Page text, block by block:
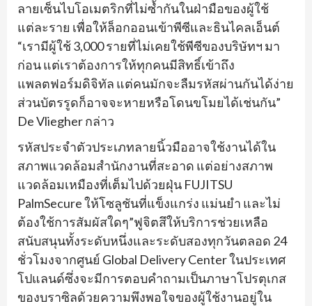
ลายเซ็นไบโอเมตริกที่ไม่ซ้ำกันในฝ่ามือของผู้ใช้
แต่ละราย เพื่อให้ล็อกออนเข้าพีซีและธินไคลเอ็นต์
“เรามีผู้ใช้ 3,000 รายที่ไม่เคยใช้พีซีของบริษัทฯ มา
ก่อน แต่เราต้องการให้ทุกคนมีสิทธิ์เข้าถึง
แพลตฟอร์มดิจิทัล แต่คนมักจะลืมรหัสผ่านกันได้ง่าย
ส่วนบัตรรูดก็อาจจะหายหรือโดนขโมยได้เช่นกัน”
De Vliegher กล่าว
รหัสประจำตัวประเภทลายนิ้วมืออาจใช้งานได้ใน
สภาพแวดล้อมสำนักงานที่สะอาด แต่อย่างสภาพ
แวดล้อมเหมืองที่เต็มไปด้วยฝุ่น FUJITSU
PalmSecure ให้โซลูชันที่แข็งแกร่ง แม่นยำ และไม่
ต้องใช้การสัมผัสใดๆ”ฟูจิตสึให้บริการช่วยเหลือ
สนับสนุนทั้งระดับหนึ่งและระดับสองทุกวันตลอด 24
ชั่วโมงจากศูนย์ Global Delivery Center ในประเทศ
โปแลนด์ซึ่งจะมีการตอบคำถามเป็นภาษาโปรตุเกส
ของบราซิลด้วยความพึงพอใจของผู้ใช้งานอยู่ใน